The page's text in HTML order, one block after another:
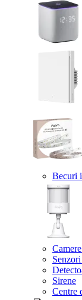
Becuri
Sirene
Centre